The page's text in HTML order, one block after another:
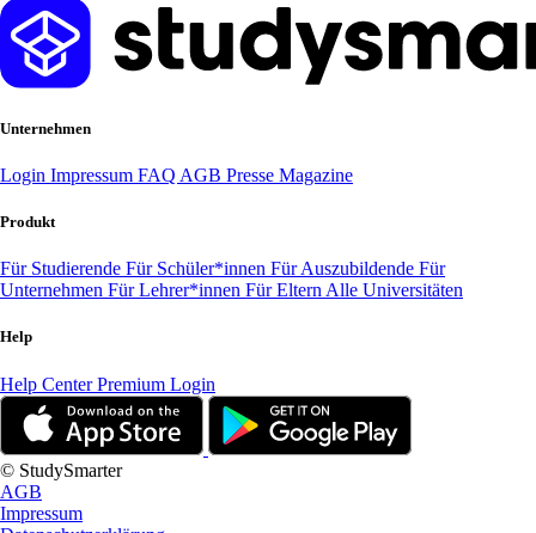
Unternehmen
Login Impressum FAQ AGB Presse Magazine
Produkt
Für Studierende Für Schüler*innen Für Auszubildende Für
Unternehmen Für Lehrer*innen Für Eltern Alle Universitäten
Help
Help CenterPremium Login
© StudySmarter
AGB
Impressum